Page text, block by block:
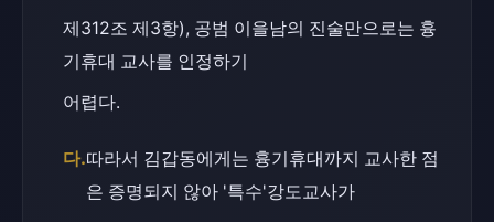
제312조 제3항), 공범 이을남의 진술만으로는 흉
기휴대 교사를 인정하기
어렵다.
다.따라서 김갑동에게는 흉기휴대까지 교사한 점
은 증명되지 않아 '특수'강도교사가